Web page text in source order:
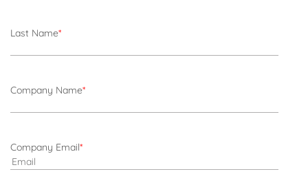
Last Name*
Company Name*
Company Email*